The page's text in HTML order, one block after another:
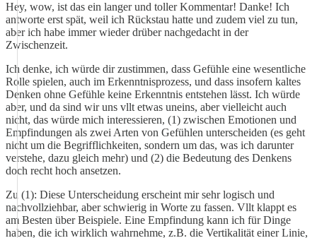
Hey, wow, ist das ein langer und toller Kommentar! Danke! Ich
antworte erst spät, weil ich Rückstau hatte und zudem viel zu tun,
aber ich habe immer wieder drüber nachgedacht in der
Zwischenzeit.
Ich denke, ich würde dir zustimmen, dass Gefühle eine wesentliche
Rolle spielen, auch im Erkenntnisprozess, und dass insofern kaltes
Denken ohne Gefühle keine Erkenntnis entstehen lässt. Ich würde
aber, und da sind wir uns vllt etwas uneins, aber vielleicht auch
nicht, das würde mich interessieren, (1) zwischen Emotionen und
Empfindungen als zwei Arten von Gefühlen unterscheiden (es geht
nicht um die Begrifflichkeiten, sondern um das, was ich darunter
verstehe, dazu gleich mehr) und (2) die Bedeutung des Denkens
doch recht hoch ansetzen.
Zu (1): Diese Unterscheidung erscheint mir sehr logisch und
nachvollziehbar, aber schwierig in Worte zu fassen. Vllt klappt es
am Besten über Beispiele. Eine Empfindung kann ich für Dinge
haben, die ich wirklich wahrnehme, z.B. die Vertikalität einer Linie,